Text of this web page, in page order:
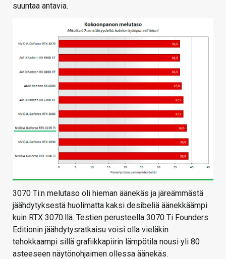
suuntaa antavia.
3070 Ti:n melutaso oli hieman äänekäs ja järeämmästä
jäähdytyksestä huolimatta kaksi desibeliä äänekkäämpi
kuin RTX 3070:llä. Testien perusteella 3070 Ti Founders
Editionin jäähdytysratkaisu voisi olla vieläkin
tehokkaampi sillä grafiikkapiirin lämpötila nousi yli 80
asteeseen näytönohjaimen ollessa äänekäs.